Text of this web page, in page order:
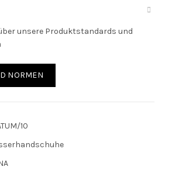
unsere Produktstandards und
NORMEN
10